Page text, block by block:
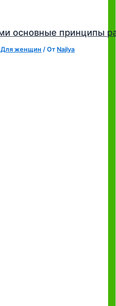
основные принципы
Для женщин / От Najlya